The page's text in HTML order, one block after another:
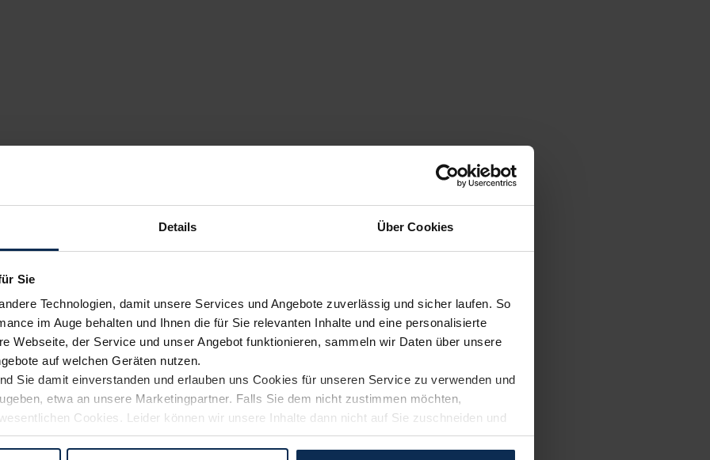
Details Über Cookies
Sie
Technologien, damit unsere Services und Angebote zuverlässig und sicher laufen. So
im Auge behalten und Ihnen die für Sie relevanten Inhalte und eine personalisierte
Webseite, der Service und unser Angebot funktionieren, sammeln wir Daten über unsere
auf welchen Geräten nutzen.
Sie damit einverstanden und erlauben uns Cookies für unseren Service zu verwenden und
etwa an unsere Marketingpartner. Falls Sie dem nicht zustimmen möchten,
Cookies. Leider können wir unsere Inhalte dann nicht auf Sie zuschneiden und
Weg zu Ihrem Neuwagen unterstützen. Sie können die Einstellungen jederzeit anpassen